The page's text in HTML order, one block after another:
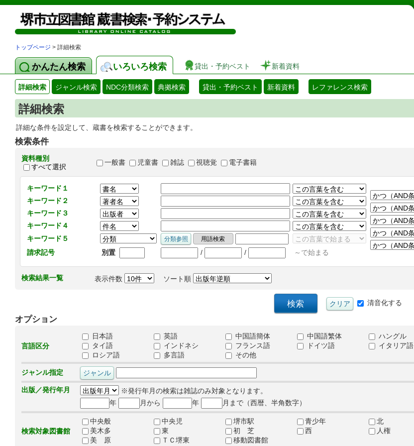
図書館 蔵書検索・予約システム
トップページ > 詳細検索
かんたん検索 いろいろ検索 貸出・予約ベスト 新着資料
詳細検索 ジャンル検索 NDC分類検索 典拠検索 貸出・予約ベスト 新着資料 レファレンス検索
詳細検索
詳細な条件を設定して、蔵書を検索することができます。
検索条件
資料種別
すべて選択
一般書 児童書 雑誌 視聴覚 電子書籍
キーワード１
キーワード２
キーワード３
キーワード４
キーワード５
請求記号
別置 / / ～で始まる
検索結果一覧 表示件数 ソート順
清音化する
オプション
言語区分
日本語 英語 中国語簡体 中国語繁体 ハングル
タイ語
インドネシ フランス語 ドイツ語 イタリア語
ロシア語
多言語 その他
ジャンル指定
出版／発行年月
※発行年月の検索は雑誌のみ対象となります。
年
月から 年 月まで（西暦、半角数字）
検索対象図書館
中央般 中央児 堺市駅 青少年 北
美木多
東 初 芝 西 人権
美 原
ＴＣ堺東 移動図書館